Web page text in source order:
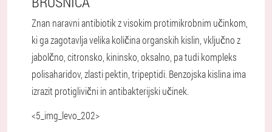
Znan naravni antibiotik z visokim protimikrobnim učinkom,
ki ga zagotavlja velika količina organskih kislin, vključno z
jabolčno, citronsko, kininsko, oksalno, pa tudi kompleks
polisaharidov, zlasti pektin, tripeptidi. Benzojska kislina ima
izrazit protiglivični in antibakterijski učinek.
<5_img_levo_202>